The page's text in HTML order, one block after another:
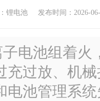
锂电池 发布时间：2026-
电池组着火
充过放、机
电池管理系